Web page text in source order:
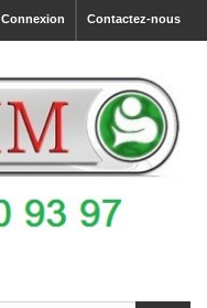
Contactez-nous
Connexion